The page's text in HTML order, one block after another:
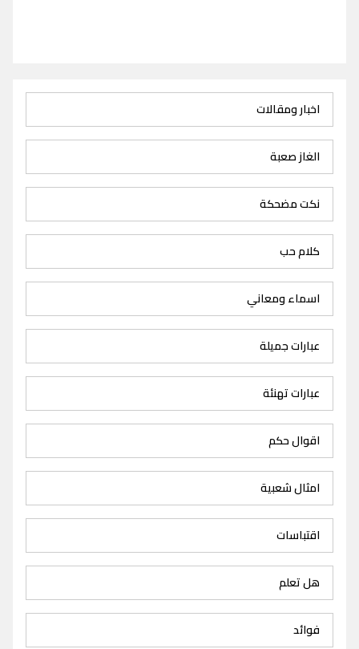
اخبار ومقالات
الغاز صعبة
نكت مضحكة
كلام حب
اسماء ومعاني
عبارات جميلة
عبارات تهنئة
اقوال حكم
امثال شعبية
اقتباسات
هل تعلم
فوائد